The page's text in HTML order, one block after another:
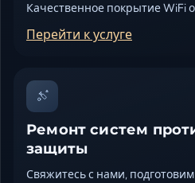
Качественное покрытие WiFi
Перейти к услуге
Ремонт систем
защиты
Свяжитесь с нами,